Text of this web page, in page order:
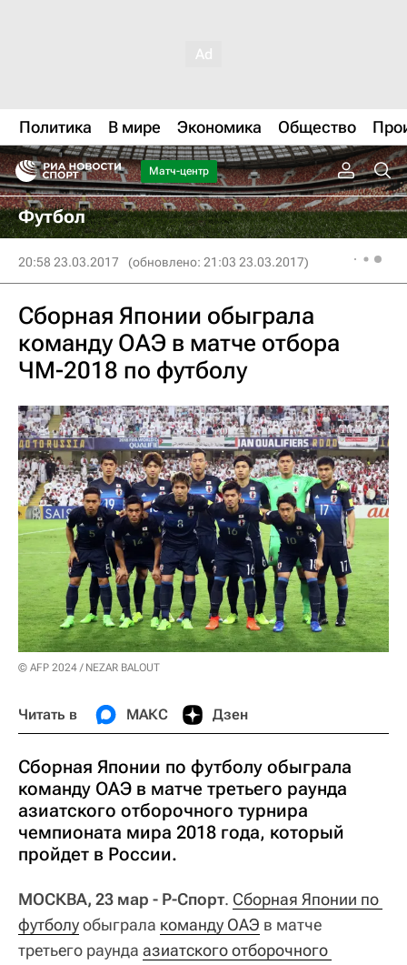
Политика В мире Экономика Общество
Матч-центр
Футбол
20:58 23.03.2017 (обновлено: 21:03 23.03.2017)
Сборная Японии обыграла
команду ОАЭ в матче отбора
ЧМ-2018 по футболу
© AFP 2024 / NEZAR BALOUT
Читать в МАКС Дзен
Сборная Японии по футболу обыграла
команду ОАЭ в матче третьего раунда
азиатского отборочного турнира
чемпионата мира 2018 года, который
пройдет в России.
МОСКВА, 23 мар - Р-Спорт. Сборная Японии по
футболуобыграла команду ОАЭ в матче
третьего раунда азиатского отборочного